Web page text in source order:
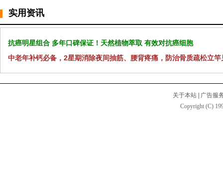
实用资讯
抗癌明星组合 多年口碑保证！天然植物萃取 有效对抗癌细胞
中老年补钙必备，2星期消除夜间抽筋、腰背疼痛，防治骨质疏松立竿
关于本站
广告服
Copyright (C)